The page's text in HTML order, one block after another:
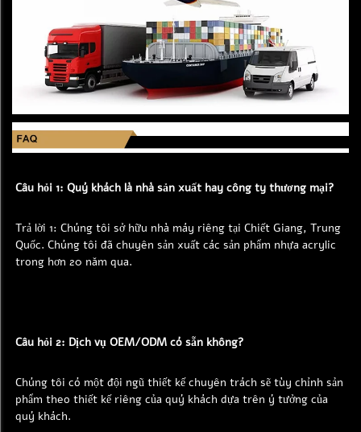
Câu hỏi 1: Quý khách là nhà sản xuất hay công ty thương mại?
Trả lời 1: Chúng tôi sở hữu nhà máy riêng tại Chiết Giang, Trung
Quốc. Chúng tôi đã chuyên sản xuất các sản phẩm nhựa acrylic
trong hơn 20 năm qua.
Câu hỏi 2: Dịch vụ OEM/ODM có sẵn không?
Chúng tôi có một đội ngũ thiết kế chuyên trách sẽ tùy chỉnh sản
phẩm theo thiết kế riêng của quý khách dựa trên ý tưởng của
quý khách.